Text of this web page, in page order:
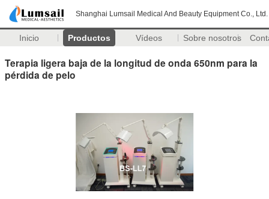
Shanghai Lumsail Medical And Beauty Equipment Co., Ltd.
Inicio Productos Vídeos Sobre nosotros
Terapia ligera baja de la longitud de onda 650nm para la
pérdida de pelo